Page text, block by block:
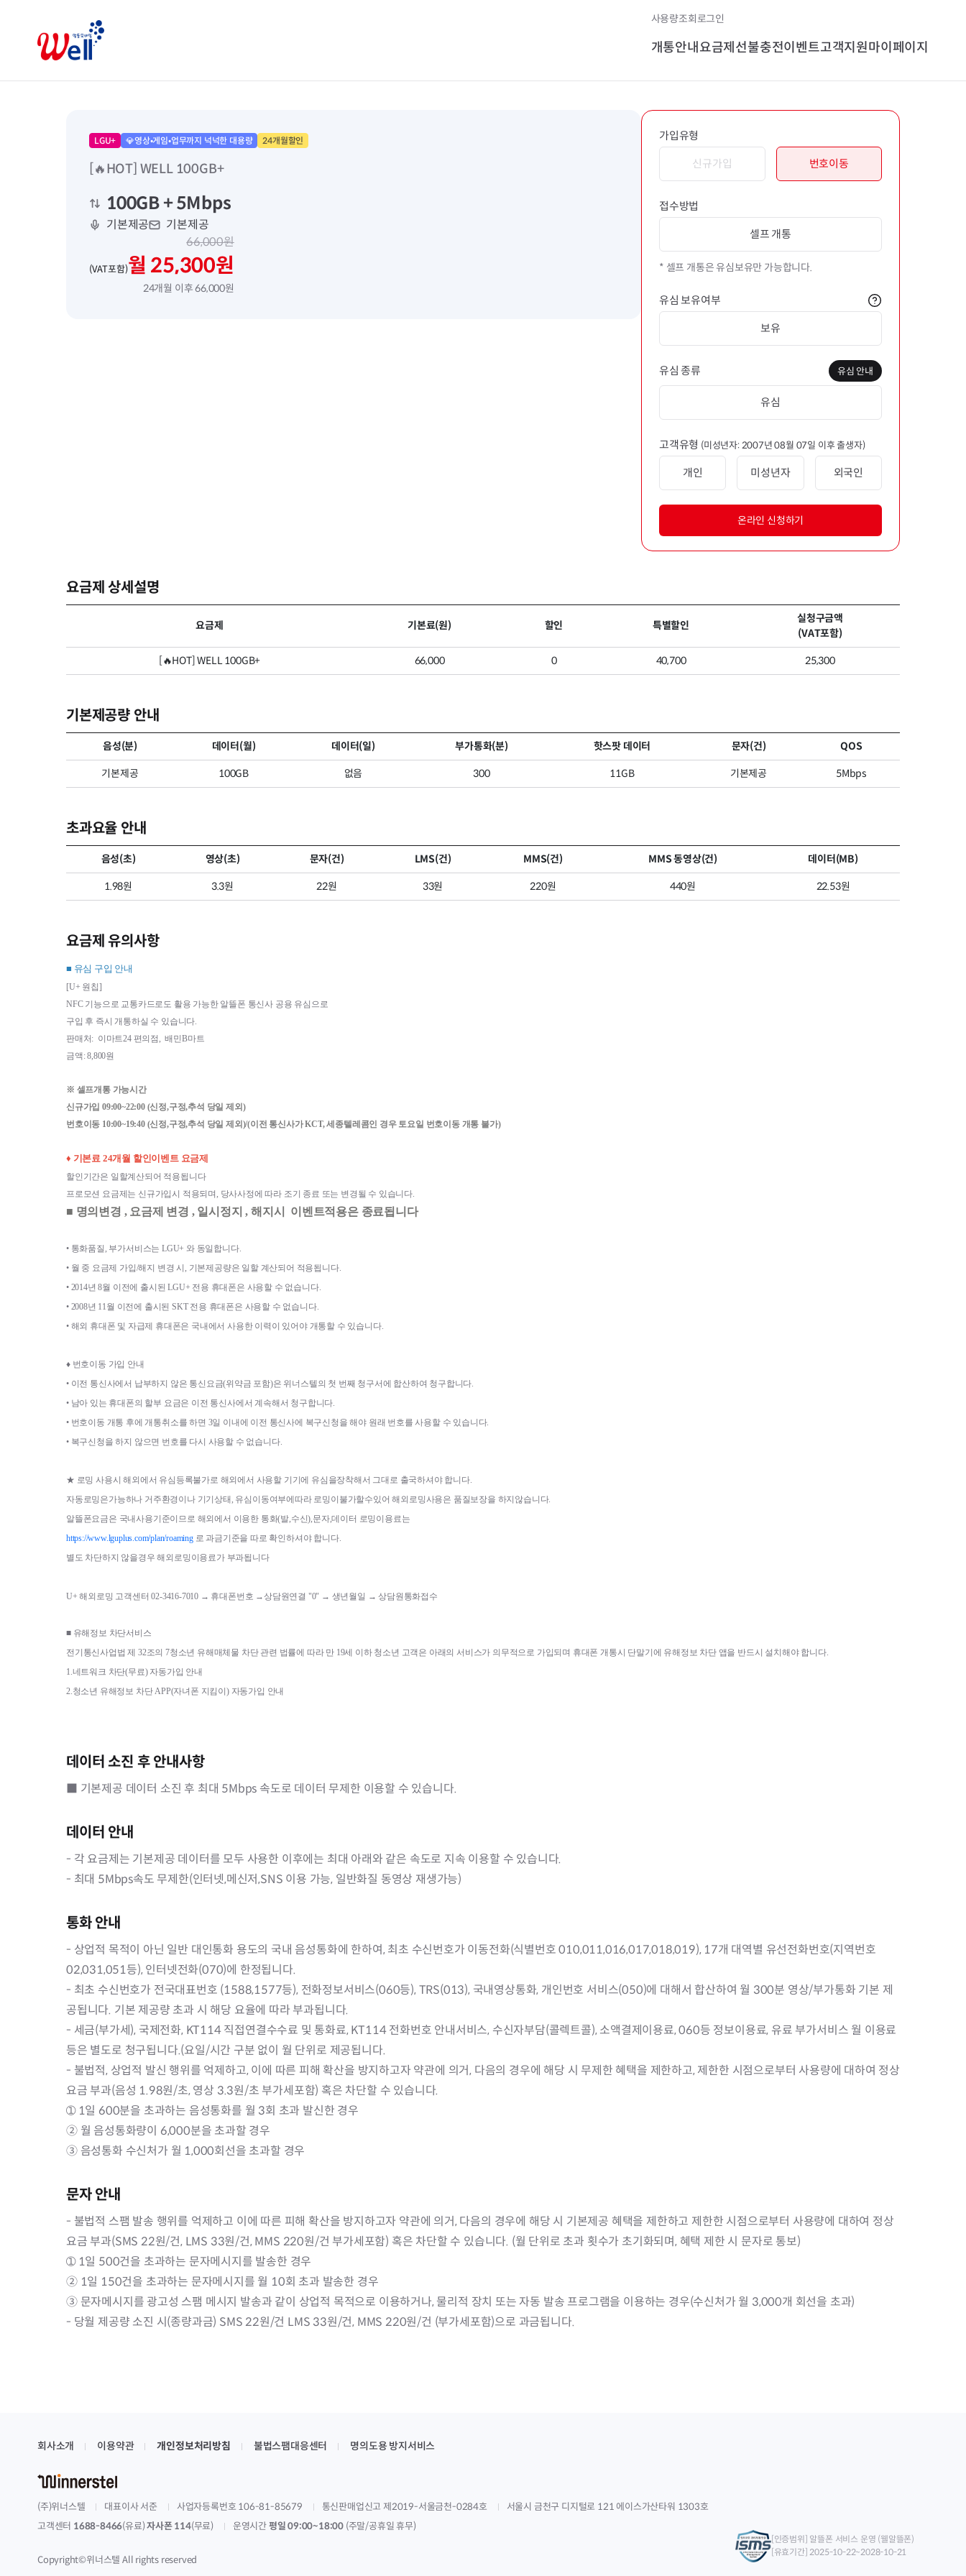
사용량조회로그인
개통안내 요금제 선불충전이벤트고객지원마이페이지
LGU+ 💎영상•게임•업무까지 넉넉한 대용량 24개월할인
[🔥HOT] WELL 100GB+
100GB + 5Mbps
기본제공
기본제공
66,000원
월 25,300원
(VAT포함)
24개월 이후 66,000원
가입유형
신규가입 번호이동
접수방법
셀프 개통
* 셀프 개통은 유심보유만 가능합니다.
유심 보유여부
보유
유심 종류 유심 안내
유심
고객유형 (미성년자: 2007년 08월 07일 이후 출생자)
개인 미성년자 외국인
온라인 신청하기
요금제 상세설명
요금제 기본료(원) 할인 특별할인
실청구금액
(VAT포함)
[🔥HOT] WELL 100GB+ 66,000 0 40,700 25,300
기본제공량 안내
음성(분) 데이터(월) 데이터(일) 부가통화(분) 핫스팟 데이터 문자(건) QOS
기본제공 100GB 없음 300 11GB 기본제공 5Mbps
초과요율 안내
음성(초) 영상(초) 문자(건) LMS(건) MMS(건) MMS 동영상(건) 데이터(MB)
1.98원 3.3원 22원 33원 220원 440원 22.53원
요금제 유의사항
■ 유심 구입 안내
[U+ 원칩]
NFC 기능으로 교통카드로도 활용 가능한 알뜰폰 통신사 공용 유심으로
구입 후 즉시 개통하실 수 있습니다.
판매처:  이마트24 편의점,  배민B마트
금액: 8,800원
※ 셀프개통 가능시간
신규가입 09:00~22:00 (신정,구정,추석 당일 제외)
번호이동 10:00~19:40 (신정,구정,추석 당일 제외)/(이전 통신사가 KCT, 세종텔레콤인 경우 토요일 번호이동 개통 불가)
♦ 기본료 24개월 할인이벤트 요금제
할인기간은 일할계산되어 적용됩니다
프로모션 요금제는 신규가입시 적용되며, 당사사정에 따라 조기 종료 또는 변경될 수 있습니다.
■ 명의변경 , 요금제 변경 , 일시정지 , 해지시  이벤트적용은 종료됩니다
• 통화품질 , 부가서비스는 LGU+ 와 동일합니다.
• 월 중 요금제 가입/해지 변경 시, 기본제공량은 일할 계산되어 적용됩니다.
• 2014년 8월 이전에 출시된 LGU+ 전용 휴대폰은 사용할 수 없습니다.
• 2008년 11월 이전에 출시된 SKT 전용 휴대폰은 사용할 수 없습니다.
• 해외 휴대폰 및 자급제 휴대폰은 국내에서 사용한 이력이 있어야 개통할 수 있습니다.
♦ 번호이동 가입 안내
• 이전 통신사에서 납부하지 않은 통신요금(위약금 포함)은 위너스텔의 첫 번째 청구서에 합산하여 청구합니다.
• 남아 있는 휴대폰의 할부 요금은 이전 통신사에서 계속해서 청구합니다.
• 번호이동 개통 후에 개통취소를 하면 3일 이내에 이전 통신사에 복구신청을 해야 원래 번호를 사용할 수 있습니다.
• 복구신청을 하지 않으면 번호를 다시 사용할 수 없습니다.
★ 로밍 사용시 해외에서 유심등록불가로 해외에서 사용할 기기에 유심을장착해서 그대로 출국하셔야 합니다.
자동로밍은가능하나 거주환경이나 기기상태, 유심이동여부에따라 로밍이불가할수있어 해외로밍사용은 품질보장을 하지않습니다.
알뜰폰요금은 국내사용기준이므로 해외에서 이용한 통화(발,수신),문자,데이터 로밍이용료는
https://www.lguplus.com/plan/roaming 로 과금기준을 따로 확인하셔야 합니다.
별도 차단하지 않을경우 해외로밍이용료가 부과됩니다
U+ 해외로밍 고객센터 02-3416-7010 → 휴대폰번호 →상담원연결 "0" → 생년월일 → 상담원통화접수
■ 유해정보 차단서비스
전기통신사업법 제 32조의 7청소년 유해매체물 차단 관련 법률에 따라 만 19세 이하 청소년 고객은 아래의 서비스가 의무적으로 가입되며 휴대폰 개통시 단말기에 유해정보 차단 앱을 반드시 설치해야 합니다.
1.네트워크 차단(무료) 자동가입 안내
2.청소년 유해정보 차단 APP(자녀폰 지킴이) 자동가입 안내
데이터 소진 후 안내사항
■ 기본제공 데이터 소진 후 최대 5Mbps 속도로 데이터 무제한 이용할 수 있습니다.
데이터 안내
- 각 요금제는 기본제공 데이터를 모두 사용한 이후에는 최대 아래와 같은 속도로 지속 이용할 수 있습니다.
- 최대 5Mbps속도 무제한(인터넷,메신저,SNS 이용 가능, 일반화질 동영상 재생가능)
통화 안내
- 상업적 목적이 아닌 일반 대인통화 용도의 국내 음성통화에 한하여, 최초 수신번호가 이동전화(식별번호 010,011,016,017,018,019), 17개 대역별 유선전화번호(지역번호
02,031,051등), 인터넷전화(070)에 한정됩니다.
- 최초 수신번호가 전국대표번호 (1588,1577등), 전화정보서비스(060등), TRS(013), 국내영상통화, 개인번호 서비스(050)에 대해서 합산하여 월 300분 영상/부가통화 기본 제
공됩니다. 기본 제공량 초과 시 해당 요율에 따라 부과됩니다.
- 세금(부가세), 국제전화, KT114 직접연결수수료 및 통화료, KT114 전화번호 안내서비스, 수신자부담(콜렉트콜), 소액결제이용료, 060등 정보이용료, 유료 부가서비스 월 이용료
등은 별도로 청구됩니다.(요일/시간 구분 없이 월 단위로 제공됩니다.
- 불법적, 상업적 발신 행위를 억제하고, 이에 따른 피해 확산을 방지하고자 약관에 의거, 다음의 경우에 해당 시 무제한 혜택을 제한하고, 제한한 시점으로부터 사용량에 대하여 정상
요금 부과(음성 1.98원/초, 영상 3.3원/초 부가세포함) 혹은 차단할 수 있습니다.
➀ 1일 600분을 초과하는 음성통화를 월 3회 초과 발신한 경우
② 월 음성통화량이 6,000분을 초과할 경우
③ 음성통화 수신처가 월 1,000회선을 초과할 경우
문자 안내
- 불법적 스팸 발송 행위를 억제하고 이에 따른 피해 확산을 방지하고자 약관에 의거, 다음의 경우에 해당 시 기본제공 혜택을 제한하고 제한한 시점으로부터 사용량에 대하여 정상
요금 부과(SMS 22원/건, LMS 33원/건, MMS 220원/건 부가세포함) 혹은 차단할 수 있습니다. (월 단위로 초과 횟수가 초기화되며, 혜택 제한 시 문자로 통보)
➀ 1일 500건을 초과하는 문자메시지를 발송한 경우
② 1일 150건을 초과하는 문자메시지를 월 10회 초과 발송한 경우
③ 문자메시지를 광고성 스팸 메시지 발송과 같이 상업적 목적으로 이용하거나, 물리적 장치 또는 자동 발송 프로그램을 이용하는 경우(수신처가 월 3,000개 회선을 초과)
- 당월 제공량 소진 시(종량과금) SMS 22원/건 LMS 33원/건, MMS 220원/건 (부가세포함)으로 과금됩니다.
회사소개 이용약관 개인정보처리방침 불법스팸대응센터 명의도용 방지서비스
(주)위너스텔 대표이사 서준 사업자등록번호 106-81-85679 통신판매업신고 제2019-서울금천-0284호
서울시 금천구 디지털로 121 에이스가산타워 1303호
고객센터 1688-8466(유료)자사폰 114(무료) 운영시간평일 09:00~18:00 (주말/공휴일 휴무)
Copyright©위너스텔 All rights reserved
[인증범위] 알뜰폰 서비스 운영 (웰알뜰폰)
[유효기간] 2025-10-22~2028-10-21